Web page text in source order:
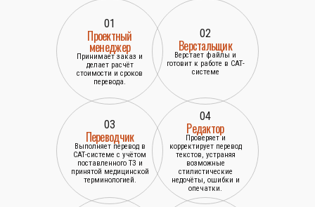
01
Проектный
менеджер
Принимает заказ и
делает расчёт
стоимости и сроков
перевода.
02
Верстальщик
Верстает файлы и
готовит к работе в САТ-
системе
03
Переводчик
Выполняет перевод в
САТ-системе с учётом
поставленного ТЗ и
принятой медицинской
терминологией.
04
Редактор
Проверяет и
корректирует перевод
текстов, устраняя
возможные
стилистические
недочёты, ошибки и
опечатки.